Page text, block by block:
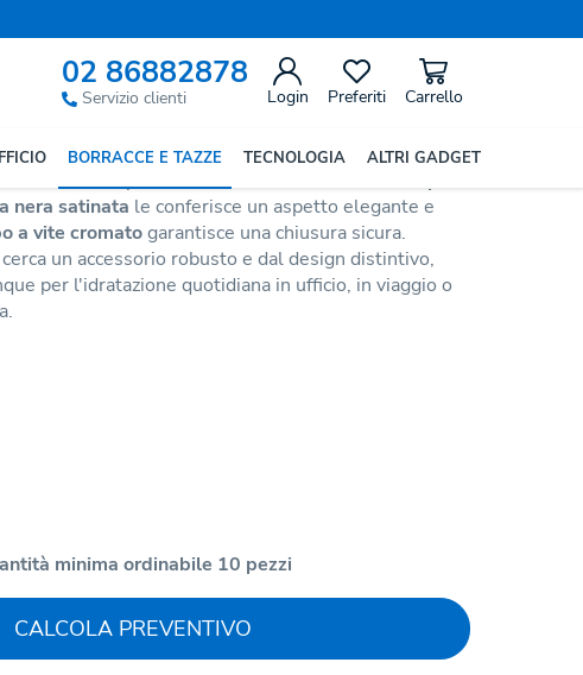
02 86882878
Servizio clienti Login Preferiti Carrello
BORRACCE E TAZZE TECNOLOGIA ALTRI GADGET
con capacità di750 ml
nera satinata le conferisce un aspetto elegante e
a vite cromatogarantisce una chiusura sicura.
un accessorio robusto e dal design distintivo,
per l'idratazione quotidiana in ufficio, in viaggio o
minima ordinabile 10 pezzi
CALCOLA PREVENTIVO